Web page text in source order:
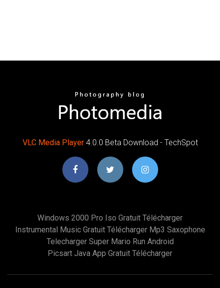
VLC Media Player4.0.0 Beta Download - TechSpot
Windows 2000 Pro Iso Gratuit Télécharger
Instrumental Music Gratuit Télécharger Mp3 Saxophone
Telecharger Super Mario Run Android
Picsart Java App Gratuit Télécharger